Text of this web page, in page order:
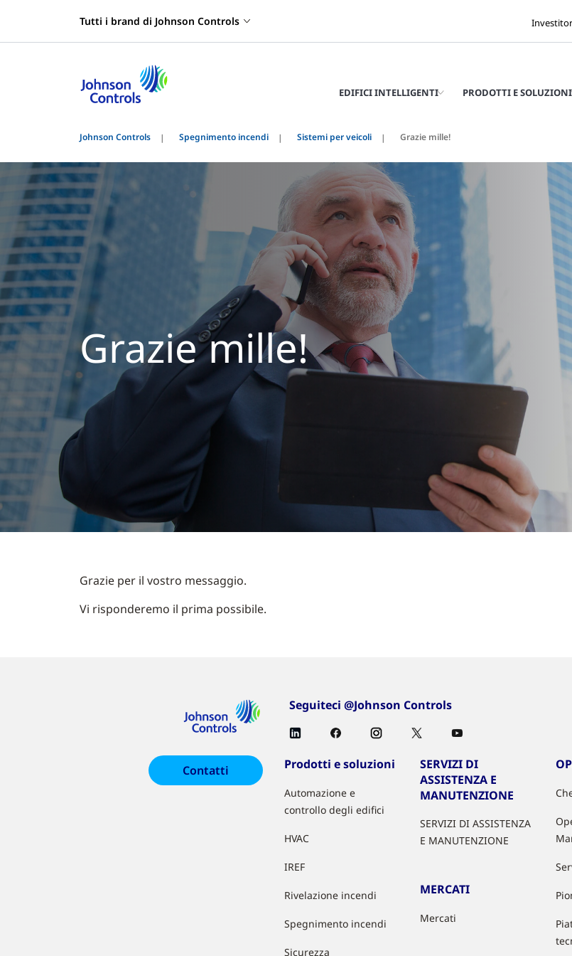
Tutti i brand di Johnson Controls
EDIFICI INTELLIGENTI PRODOTTI E SOLUZIONI
Johnson Controls Spegnimento incendi Sistemi per veicoli Grazie mille!
Grazie mille!
Grazie per il vostro messaggio.
Vi risponderemo il prima possibile.
Seguiteci @Johnson Controls
Contatti Prodotti e soluzioni
Automazione e
controllo degli edifici
HVAC
IREF
Rivelazione incendi
Spegnimento incendi
Sicurezza
SERVIZI DI
ASSISTENZA E
MANUTENZIONE
SERVIZI DI ASSISTENZA
E MANUTENZIONE
MERCATI
Mercati